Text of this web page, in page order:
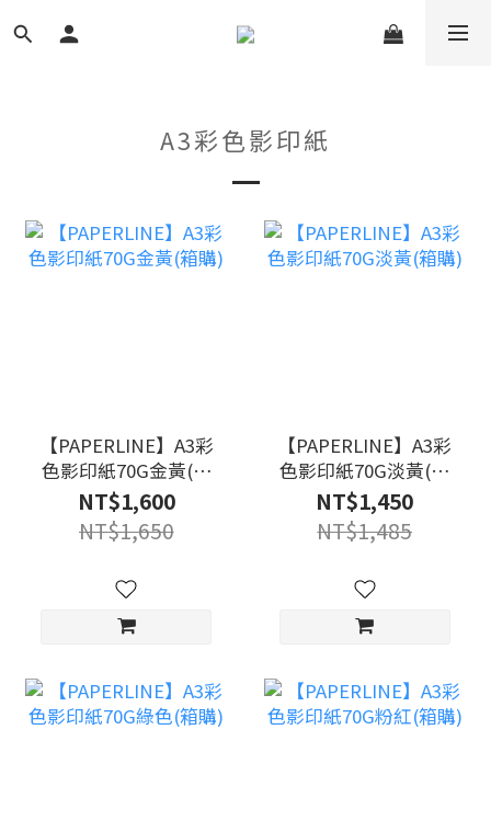
A3彩色影印紙
【PAPERLINE】A3彩
色影印紙70G金黃(箱
購)
NT$1,600
NT$1,650
【PAPERLINE】A3彩
色影印紙70G淡黃(箱
購)
NT$1,450
NT$1,485